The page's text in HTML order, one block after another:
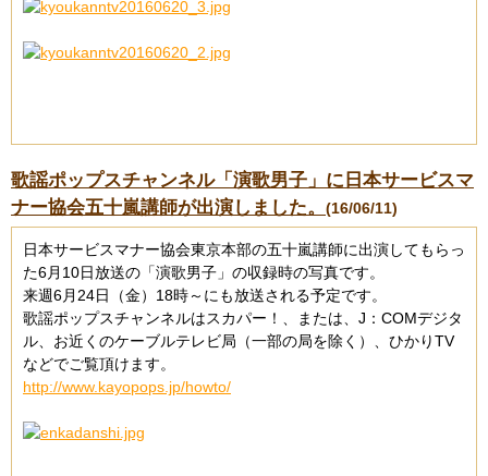
歌謡ポップスチャンネル「演歌男子」に日本サービスマ
ナー協会五十嵐講師が出演しました。 (16/06/11)
日本サービスマナー協会東京本部の五十嵐講師に出演してもらっ
た6月10日放送の「演歌男子」の収録時の写真です。
来週6月24日（金）18時～ にも放送される予定です。
歌謡ポップスチャンネルはスカパー！、または、J：COMデジタ
ル、お近くのケーブルテレビ局（一部の局を除く）、ひかりTV
などでご覧頂けます。
http://www.kayopops.jp/howto/